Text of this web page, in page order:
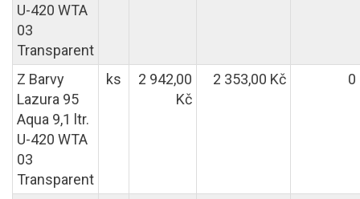
U-420 WTA
03
Transparent
Z Barvy
Lazura 95
Aqua 9,1 ltr.
U-420 WTA
03
Transparent
ks
2 942,00
Kč
2 353,00 Kč 0